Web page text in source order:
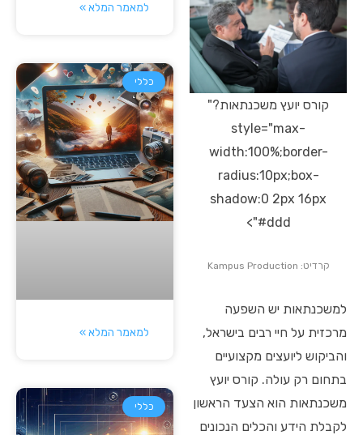
קורס יועץ משכנתאות?"
style="max-
width:100%;border-
radius:10px;box-
shadow:0 2px 16px
#ddd">
קרדיט: Kampus Production
למשכנתאות יש השפעה
מרכזית על חיי רבים בישראל,
והביקוש ליועצים מקצועיים
בתחום רק עולה. קורס יועץ
משכנתאות הוא הצעד הראשון
לקבלת הידע והכלים הנכונים
למאמר המלא »
כללי
למאמר המלא »
כללי